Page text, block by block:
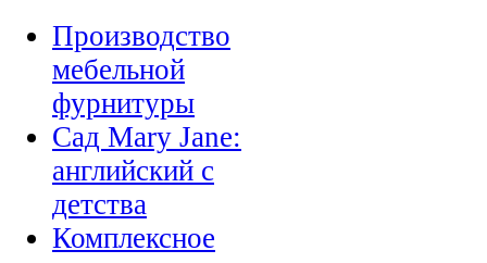
Производство
мебельной
фурнитуры
Сад Mary Jane:
английский с
детства
Комплексное